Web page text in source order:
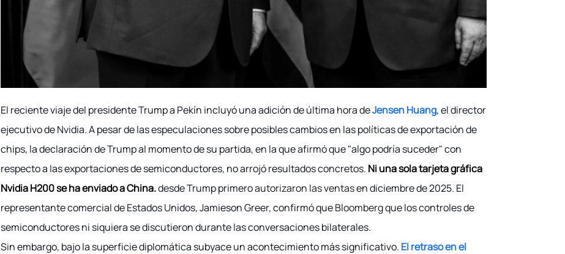
El reciente viaje del presidente Trump a Pekín incluyó una adición de última hora deJensen Huang, el director
ejecutivo de Nvidia. A pesar de las especulaciones sobre posibles cambios en las políticas de exportación de
chips, la declaración de Trump al momento de su partida, en la que afirmó que "algo podría suceder" con
respecto a las exportaciones de semiconductores, no arrojó resultados concretos. Ni una sola tarjeta gráfica
Nvidia H200 se ha enviado a China.desde Trump primeroautorizaron las ventasen diciembre de 2025. El
representante comercial de Estados Unidos, Jamieson Greer, confirmó queBloombergque los controles de
semiconductores ni siquiera se discutieron durante las conversaciones bilaterales.
Sin embargo, bajo la superficie diplomática subyace un acontecimiento más significativo. El retraso en el